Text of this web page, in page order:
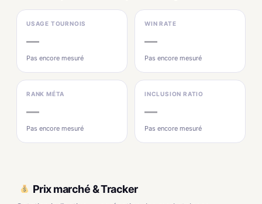
USAGE TOURNOIS
—
Pas encore mesuré
WIN RATE
—
Pas encore mesuré
RANK MÉTA
—
Pas encore mesuré
INCLUSION RATIO
—
Pas encore mesuré
Prix marché & Tracker